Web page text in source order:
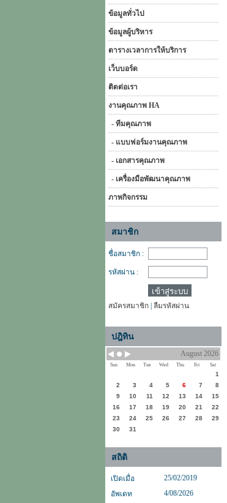
ข้อมูลทั่วไป
ข้อมูลผู้บริหาร
ตารางเวลาการให้บริการ
เว็บบอร์ด
ติดต่อเรา
งานคุณภาพ HA
- ทีมคุณภาพ
- แบบฟอร์มงานคุณภาพ
- เอกสารคุณภาพ
- เครื่องมือพัฒนาคุณภาพ
ภาพกิจกรรม
สมาชิก
ชื่อสมาชิก :
รหัสผ่าน :
สมัครสมาชิก ลืมรหัสผ่าน
ปฎิทิน
August 2026
Sun Mon Tue Wed Thu Fri Sat
1
2
3 4 5 6 7
8
9
10 11 12 13 14
15
16
17 18 19 20 21
22
23
24 25 26 27 28
29
30
31
สถิติ
เปิดเมื่อ
25/02/2019
อัพเดท
4/08/2026